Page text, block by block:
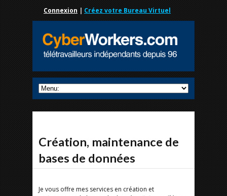
Connexion | Créez votre Bureau Virtuel
Création, maintenance de
bases de données
Je vous offre mes services en création et